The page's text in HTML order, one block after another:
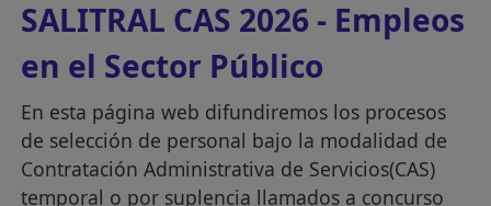
SALITRAL CAS 2026 - Empleos
en el Sector Público
En esta página web difundiremos los procesos
de selección de personal bajo la modalidad de
Contratación Administrativa de Servicios(CAS)
temporal o por suplencia llamados a concurso